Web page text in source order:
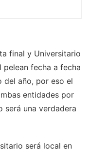
final y Universitario
fecha a fecha
del año, por eso el
entidades por
será una verdadera
será local en